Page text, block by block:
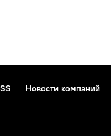
Новости компаний